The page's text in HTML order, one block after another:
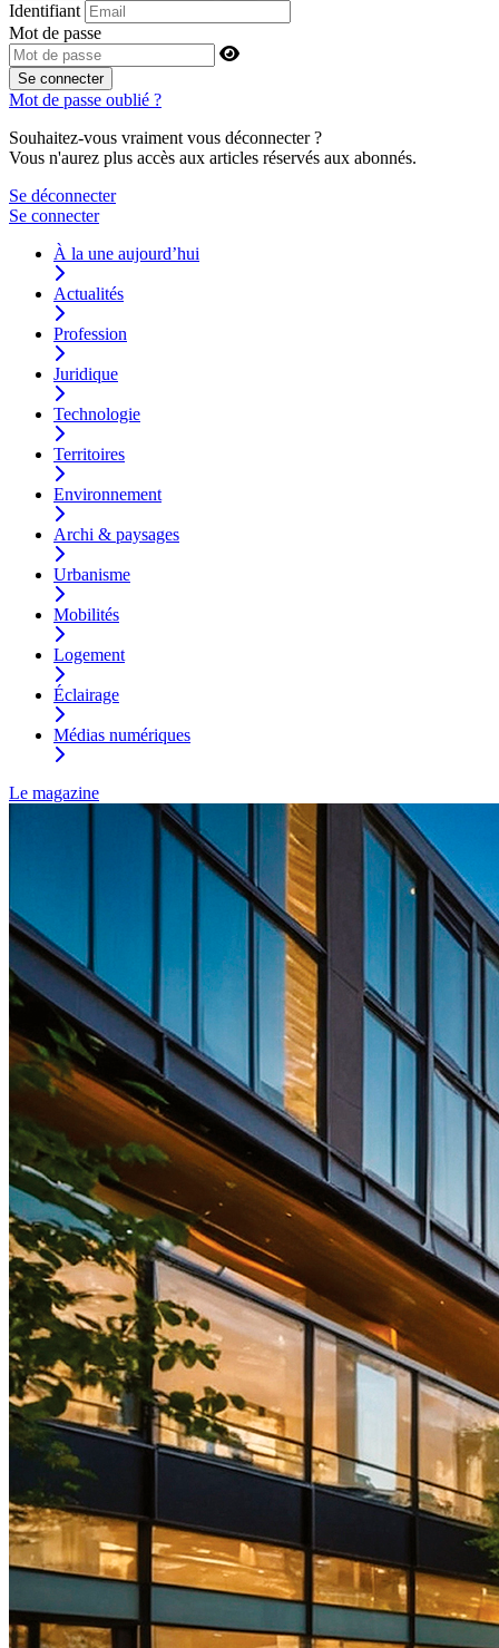
Identifiant
Mot de passe
Se connecter
Mot de passe oublié ?
Souhaitez-vous vraiment vous déconnecter ?
Vous n'aurez plus accès aux articles réservés aux abonnés.
Se déconnecter
Se connecter
À la une aujourd’hui
Actualités
Profession
Juridique
Technologie
Territoires
Environnement
Archi & paysages
Urbanisme
Mobilités
Logement
Éclairage
Médias numériques
Le magazine